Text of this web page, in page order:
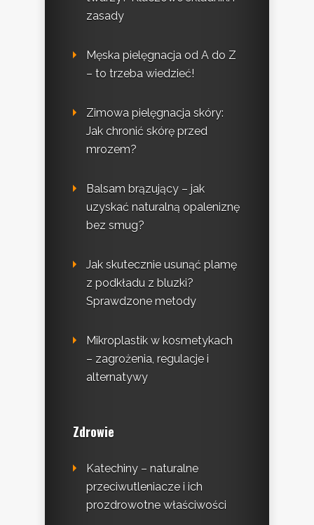
zasady
Męska pielęgnacja od A do Z
– to trzeba wiedzieć!
Zimowa pielęgnacja skóry:
Jak chronić skórę przed
mrozem?
Balsam brązujący – jak
uzyskać naturalną opaleniznę
bez smug?
Jak skutecznie usunąć plamę
z podkładu z bluzki?
Sprawdzone metody
Mikroplastik w kosmetykach
– zagrożenia, regulacje i
alternatywy
Zdrowie
Katechiny – naturalne
przeciwutleniacze i ich
prozdrowotne właściwości